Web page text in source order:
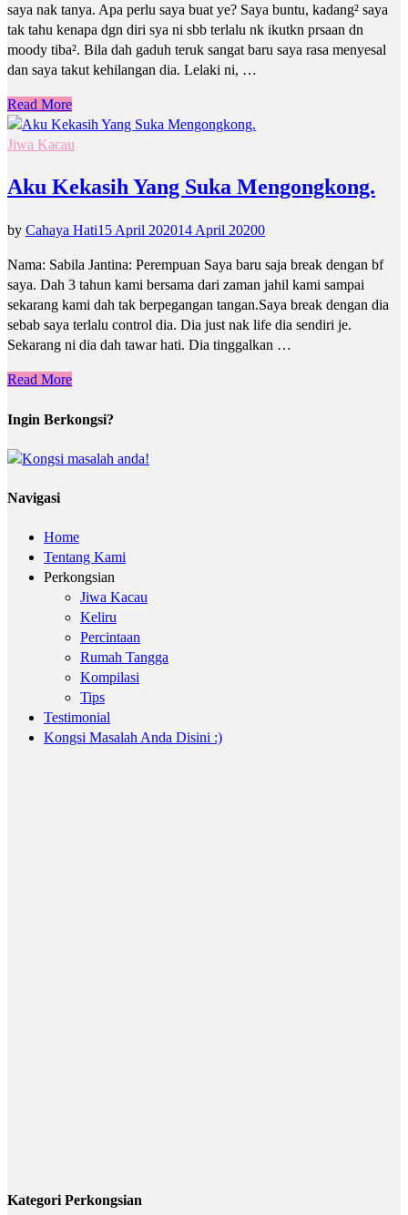
saya nak tanya. Apa perlu saya buat ye? Saya buntu, kadang² saya
tak tahu kenapa dgn diri sya ni sbb terlalu nk ikutkn prsaan dn
moody tiba². Bila dah gaduh teruk sangat baru saya rasa menyesal
dan saya takut kehilangan dia. Lelaki ni, …
Read More
Jiwa Kacau
Aku Kekasih Yang Suka Mengongkong.
by Cahaya Hati15 April 202014 April 20200
Nama: Sabila Jantina: Perempuan Saya baru saja break dengan bf
saya. Dah 3 tahun kami bersama dari zaman jahil kami sampai
sekarang kami dah tak berpegangan tangan.Saya break dengan dia
sebab saya terlalu control dia. Dia just nak life dia sendiri je.
Sekarang ni dia dah tawar hati. Dia tinggalkan …
Read More
Ingin Berkongsi?
Navigasi
Home
Tentang Kami
Perkongsian
Jiwa Kacau
Keliru
Percintaan
Rumah Tangga
Kompilasi
Tips
Testimonial
Kongsi Masalah Anda Disini :)
Kategori Perkongsian